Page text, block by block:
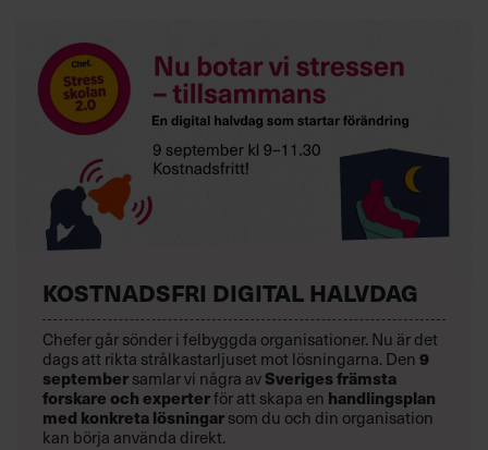
KOSTNADSFRI DIGITAL HALVDAG
Chefer går sönder i felbyggda organisationer. Nu är det
dags att rikta strålkastarljuset mot lösningarna. Den 9
september samlar vi några av Sveriges främsta
forskare och experterför att skapa en handlingsplan
med konkreta lösningar som du och din organisation
kan börja använda direkt.